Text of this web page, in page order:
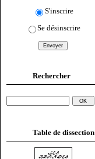
S'inscrire
Se désinscrire
Rechercher
Table de dissection